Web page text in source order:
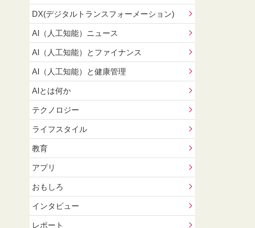
DX(デジタルトランスフォーメーション)
AI（人工知能）ニュース
AI（人工知能）とファイナンス
AI（人工知能）と健康管理
AIとは何か
テクノロジー
ライフスタイル
教育
アプリ
おもしろ
インタビュー
レポート